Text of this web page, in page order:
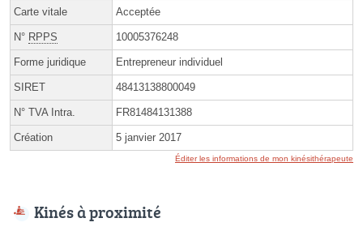
Carte vitale Acceptée
N° RPPS 10005376248
Forme juridique Entrepreneur individuel
SIRET 48413138800049
N° TVA Intra. FR81484131388
Création 5 janvier 2017
Éditer les informations de mon kinésithérapeute
Kinés à proximité